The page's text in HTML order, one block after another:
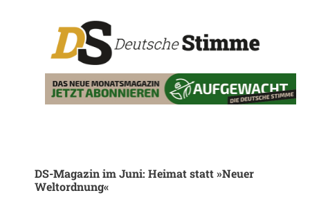
DS-Magazin im Juni: Heimat statt »Neuer
Weltordnung«